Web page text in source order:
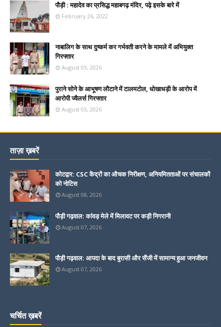
पौड़ी : महादेव का प्रसिद्ध महाबगढ़ मंदिर, पढ़े इसके बारे में
February 26, 2022
नाबालिग के साथ दुष्कर्म कर गर्भवती करने के मामले में अभियुक्त
गिरफ्तार
August 03, 2026
पुराने सोने के आभूषण लौटाने में टालमटोल, धोखाधड़ी के आरोप में
आरोपी ज्वैलर्स गिरफ्तार
August 03, 2026
ताज़ा ख़बरें
कोटद्वार: CSC केंद्रों का औचक निरीक्षण, अनियमितताओं पर संचालकों
को नोटिस
August 08, 2026
पौड़ी गढ़वाल: कांवड़ मेले में मिलावट पर कड़ी निगरानी
August 07, 2026
पौड़ी गढ़वाल: आपदा के बाद बुरासी और सैंजी में सामान्य हुआ जनजीवन
August 07, 2026
चर्चित ख़बरें